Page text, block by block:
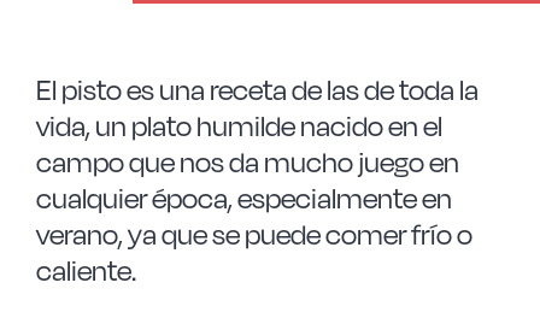
Contacto
El pisto es una receta de las de toda la
vida, un plato humilde nacido en el
campo que nos da mucho juego en
cualquier época, especialmente en
verano, ya que se puede comer frío o
caliente.